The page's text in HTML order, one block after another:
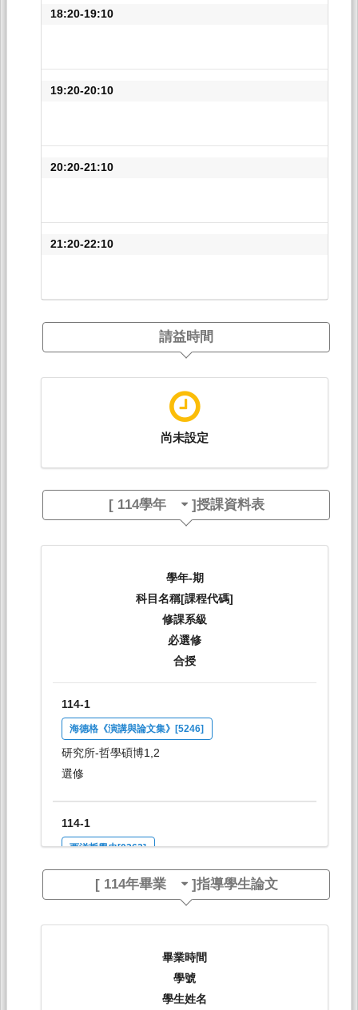
18:20-19:10
19:20-20:10
20:20-21:10
21:20-22:10
請益時間
尚未設定
[ 114學年 ]授課資料表
學年-期
科目名稱[課程代碼]
修課系級
必選修
合授
114-1
海德格《演講與論文集》[5246]
研究所-哲學碩博1,2
選修
114-1
西洋哲學史[0363]
日間學士班-哲學系1
[ 114年畢業 ]指導學生論文
畢業時間
學號
學生姓名